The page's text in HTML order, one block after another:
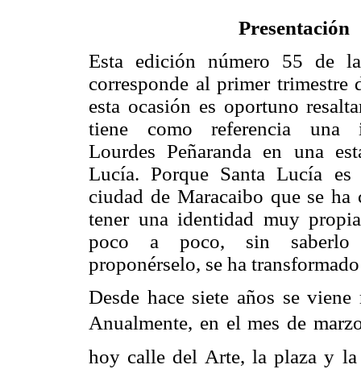
Presentación
Esta edición número 55 de
corresponde al primer trimestre
esta ocasión es oportuno
tiene como referencia una
Lourdes Peñaranda en una
Lucía. Porque Santa Lucía
ciudad de Maracaibo que se ha
tener una identidad muy
poco a poco, sin
proponérselo, se ha
Desde hace siete años se
Anualmente, en el mes de
hoy calle del Arte, la plaza y